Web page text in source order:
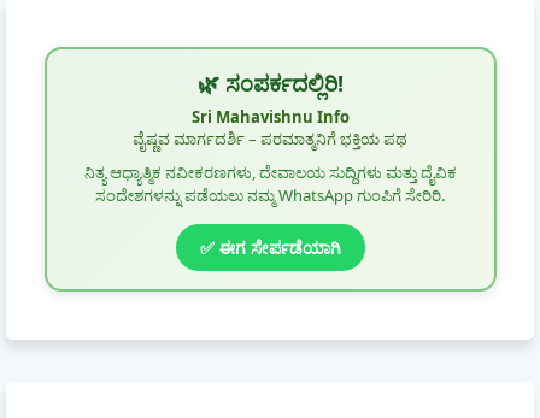
🌿 ಸಂಪರ್ಕದಲ್ಲಿರಿ!
Sri Mahavishnu Info
ವೈಷ್ಣವ ಮಾರ್ಗದರ್ಶಿ – ಪರಮಾತ್ಮನಿಗೆ ಭಕ್ತಿಯ ಪಥ
ನಿತ್ಯ ಆಧ್ಯಾತ್ಮಿಕ ನವೀಕರಣಗಳು, ದೇವಾಲಯ ಸುದ್ದಿಗಳು ಮತ್ತು ದೈವಿಕ
ಸಂದೇಶಗಳನ್ನು ಪಡೆಯಲು ನಮ್ಮ WhatsApp ಗುಂಪಿಗೆ ಸೇರಿರಿ.
✅ ಈಗ ಸೇರ್ಪಡೆಯಾಗಿ